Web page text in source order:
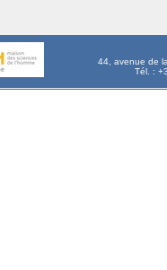
44, avenue de
Tél. :